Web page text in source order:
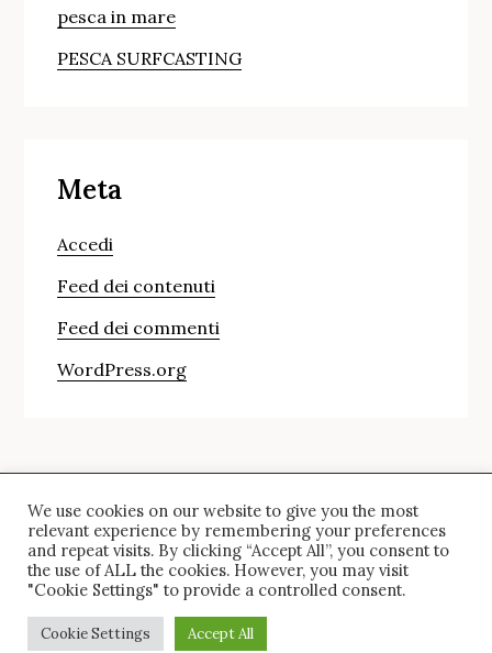
pesca in mare
PESCA SURFCASTING
Meta
Accedi
Feed dei contenuti
Feed dei commenti
WordPress.org
© Copyright 2024 saira. All Rights Reserved.
We use cookies on our website to give you the most
relevant experience by remembering your preferences
and repeat visits. By clicking “Accept All”, you consent to
the use of ALL the cookies. However, you may visit
"Cookie Settings" to provide a controlled consent.
Cookie Settings Accept All
Inglese Francese Tedesco
Spagnolo